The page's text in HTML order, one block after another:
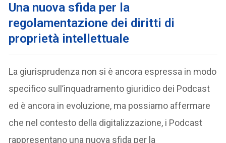
Una nuova sfida per la
regolamentazione dei diritti di
proprietà intellettuale
La giurisprudenza non si è ancora espressa in modo
specifico sull’inquadramento giuridico dei Podcast
ed è ancora in evoluzione, ma possiamo affermare
che nel contesto della digitalizzazione, i Podcast
rappresentano una nuova sfida per la